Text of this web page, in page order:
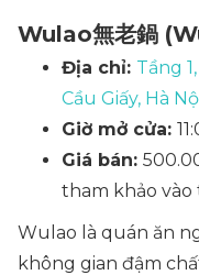
Wulao無老鍋
Địa chỉ: Tầng
Cầu Giấy, Hà
Giờ mở cửa:
Giá bán:
tham khảo vào
Wulao là quán ăn
không gian đậm